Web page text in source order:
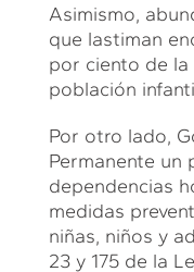
Asimismo,
que lastiman
por ciento de la
población
Por otro lado,
Permanente un
dependencias
medidas
niñas, niños y
23 y 175 de la